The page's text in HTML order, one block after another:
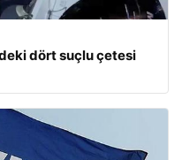
dört suçlu çetesi